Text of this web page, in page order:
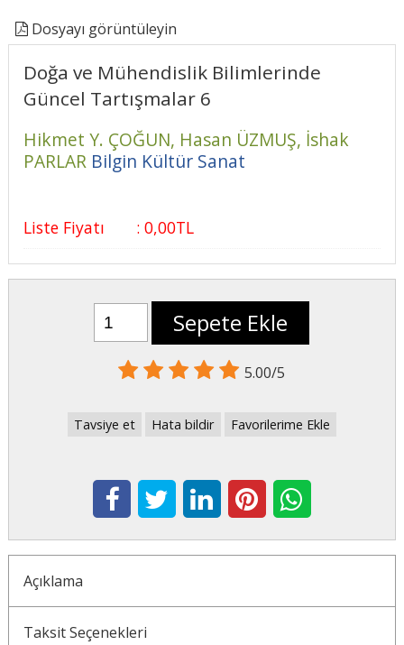
Dosyayı görüntüleyin
Doğa ve Mühendislik Bilimlerinde
Güncel Tartışmalar 6
Hikmet Y. ÇOĞUN, Hasan ÜZMUŞ, İshak
PARLAR Bilgin Kültür Sanat
Liste Fiyatı : 0,00TL
Sepete Ekle
5.00/5
Tavsiye et Hata bildir Favorilerime Ekle
Açıklama
Taksit Seçenekleri